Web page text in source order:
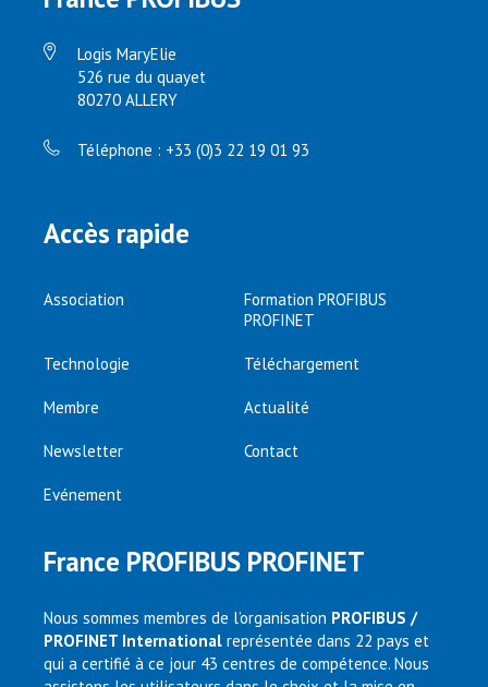
Logis MaryElie
526 rue du quayet
80270 ALLERY
Téléphone : +33 (0)3 22 19 01 93
Accès rapide
Association
Formation PROFIBUS
PROFINET
Technologie Téléchargement
Membre Actualité
Newsletter Contact
Evénement
France PROFIBUS PROFINET
Nous sommes membres de l’organisation PROFIBUS /
PROFINET International représentée dans 22 pays et
qui a certifié à ce jour 43 centres de compétence. Nous